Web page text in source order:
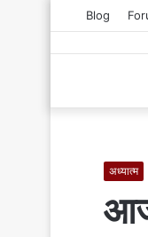
Blog
अध्यात्म